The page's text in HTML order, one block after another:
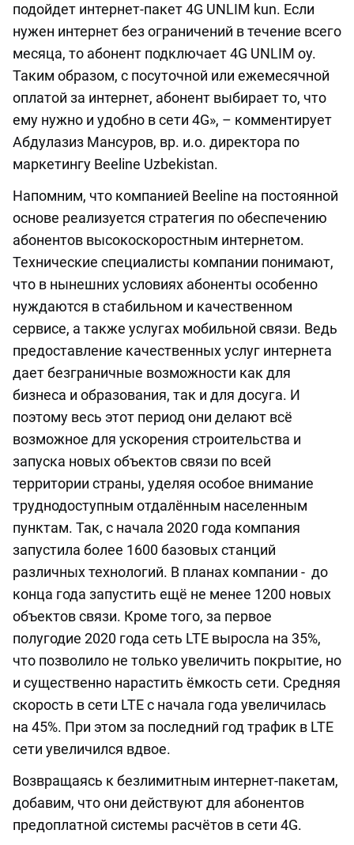
подойдет интернет-пакет 4G UNLIM kun. Если
нужен интернет без ограничений в течение всего
месяца, то абонент подключает 4G UNLIM oy.
Таким образом, с посуточной или ежемесячной
оплатой за интернет, абонент выбирает то, что
ему нужно и удобно в сети 4G», – комментирует
Абдулазиз Мансуров, вр. и.о. директора по
маркетингу Beeline Uzbekistan.
Напомним, что компанией Beeline на постоянной
основе реализуется стратегия по обеспечению
абонентов высокоскоростным интернетом.
Технические специалисты компании понимают,
что в нынешних условиях абоненты особенно
нуждаются в стабильном и качественном
сервисе, а также услугах мобильной связи. Ведь
предоставление качественных услуг интернета
дает безграничные возможности как для
бизнеса и образования, так и для досуга. И
поэтому весь этот период они делают всё
возможное для ускорения строительства и
запуска новых объектов связи по всей
территории страны, уделяя особое внимание
труднодоступным отдалённым населенным
пунктам. Так, с начала 2020 года компания
запустила более 1600 базовых станций
различных технологий. В планах компании - до
конца года запустить ещё не менее 1200 новых
объектов связи. Кроме того, за первое
полугодие 2020 года сеть LTE выросла на 35%,
что позволило не только увеличить покрытие, но
и существенно нарастить ёмкость сети. Средняя
скорость в сети LTE c начала года увеличилась
на 45%. При этом за последний год трафик в LTE
сети увеличился вдвое.
Возвращаясь к безлимитным интернет-пакетам,
добавим, что они действуют для абонентов
предоплатной системы расчётов в сети 4G.